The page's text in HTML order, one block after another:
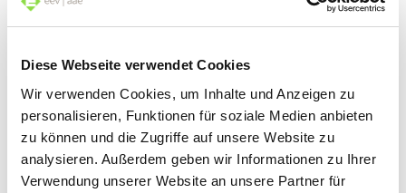
Diese Webseite verwendet Cookies
Wir verwenden Cookies, um Inhalte und Anzeigen zu
personalisieren, Funktionen für soziale Medien anbieten
zu können und die Zugriffe auf unsere Website zu
analysieren. Außerdem geben wir Informationen zu Ihrer
Verwendung unserer Website an unsere Partner für
Come viaggiare con l’auto elettrica
Meno elettricità si consuma, più chilometri si percorrono.
L’essenza di questa semplice formula è in realtà il
risultato dei successi di decenni di ricerche.